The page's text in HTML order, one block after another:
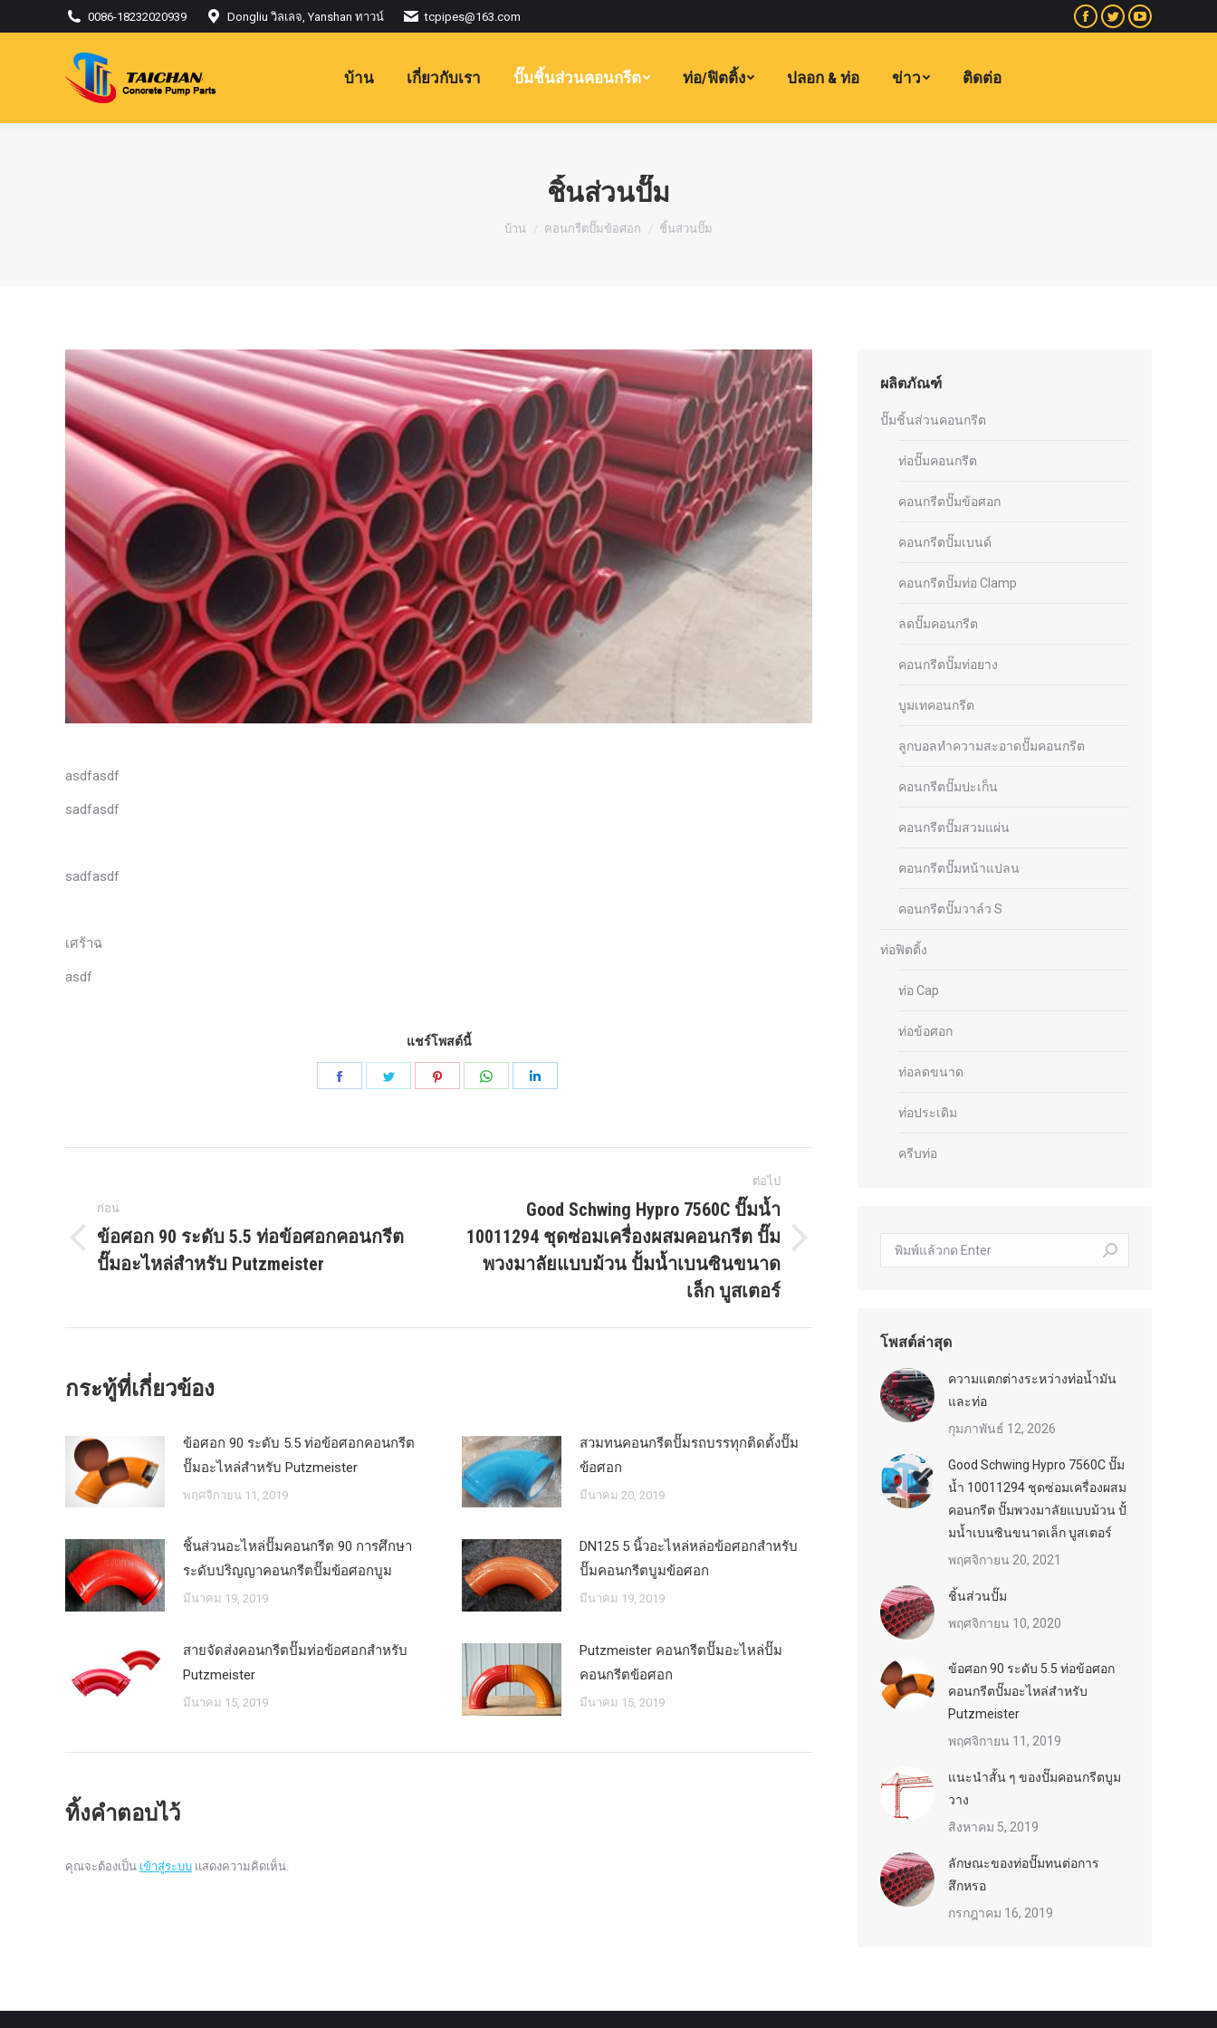
0086-18232020939 Dongliu วิลเลจ, Yanshan ทาวน์ tcpipes@163.com
Facebook
หน้าต่าง
พูด
หน้า
YouTube
หน้าต่าง
บ้าน เกี่ยวกับเรา ปั๊มชิ้นส่วนคอนกรีต ท่อ/ฟิตติ้ง ปลอก & ท่อ ข่าว ติดต่อ
ชิ้นส่วนปั๊ม
คุณอยู่ที่นี่:
บ้าน คอนกรีตปั๊มข้อศอก ชิ้นส่วนปั๊ม
asdfasdf
sadfasdf
sadfasdf
เศร้าฉ
asdf
แชร์โพสต์นี้
แบ่ง
รวดเร็ว
แบ่ง
โพสต์
ก่อน
โพสต์
ก่อน
ข้อศอก 90 ระดับ 5.5 ท่อข้อศอกคอนกรีต
ปั๊มอะไหล่สำหรับ Putzmeister
ต่อไป
โพสต์
Good Schwing Hypro 7560C ปั๊มน้ำ
10011294 ชุดซ่อมเครื่องผสมคอนกรีต ปั๊ม
พวงมาลัยแบบม้วน ปั้มน้ำเบนซินขนาด
เล็ก บูสเตอร์
กระทู้ที่เกี่ยวข้อง
ข้อศอก 90 ระดับ 5.5 ท่อข้อศอกคอนกรีต
ปั๊มอะไหล่สำหรับ Putzmeister
พฤศจิกายน 11, 2019
สวมทนคอนกรีตปั๊มรถบรรทุกติดตั้งปั๊ม
ข้อศอก
มีนาคม 20, 2019
ชิ้นส่วนอะไหล่ปั๊มคอนกรีต 90 การศึกษา
ระดับปริญญาคอนกรีตปั๊มข้อศอกบูม
มีนาคม 19, 2019
DN125 5 นิ้วอะไหล่หล่อข้อศอกสำหรับ
ปั๊มคอนกรีตบูมข้อศอก
มีนาคม 19, 2019
สายจัดส่งคอนกรีตปั๊มท่อข้อศอกสำหรับ
Putzmeister
มีนาคม 15, 2019
Putzmeister คอนกรีตปั๊มอะไหล่ปั๊ม
คอนกรีตข้อศอก
มีนาคม 15, 2019
ทิ้งคำตอบไว้
คุณจะต้องเป็น เข้าสู่ระบบ แสดงความคิดเห็น.
ผลิตภัณฑ์
ปั๊มชิ้นส่วนคอนกรีต
ท่อปั๊มคอนกรีต
คอนกรีตปั๊มข้อศอก
คอนกรีตปั๊มเบนด์
คอนกรีตปั๊มท่อ Clamp
ลดปั๊มคอนกรีต
คอนกรีตปั๊มท่อยาง
บูมเทคอนกรีต
ลูกบอลทำความสะอาดปั๊มคอนกรีต
คอนกรีตปั๊มปะเก็น
คอนกรีตปั๊มสวมแผ่น
คอนกรีตปั๊มหน้าแปลน
คอนกรีตปั๊มวาล์ว S
ท่อฟิตติ้ง
ท่อ Cap
ท่อข้อศอก
ท่อลดขนาด
ท่อประเดิม
ครีบท่อ
ค้นหา:
โพสต์ล่าสุด
ความแตกต่างระหว่างท่อน้ำมัน
และท่อ
กุมภาพันธ์ 12, 2026
Good Schwing Hypro 7560C ปั๊ม
น้ำ 10011294 ชุดซ่อมเครื่องผสม
คอนกรีต ปั๊มพวงมาลัยแบบม้วน ปั้
มน้ำเบนซินขนาดเล็ก บูสเตอร์
พฤศจิกายน 20, 2021
ชิ้นส่วนปั๊ม
พฤศจิกายน 10, 2020
ข้อศอก 90 ระดับ 5.5 ท่อข้อศอก
คอนกรีตปั๊มอะไหล่สำหรับ
Putzmeister
พฤศจิกายน 11, 2019
แนะนำสั้น ๆ ของปั๊มคอนกรีตบูม
วาง
สิงหาคม 5, 2019
ลักษณะของท่อปั๊มทนต่อการ
สึกหรอ
กรกฎาคม 16, 2019